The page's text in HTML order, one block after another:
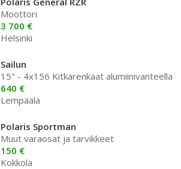
Moottori
3 700 €
Helsinki
Sailun
15" - 4x156 Kitkarenkaat alumiinivanteella
640 €
Lempäälä
Polaris Sportman
Muut varaosat ja tarvikkeet
150 €
Kokkola